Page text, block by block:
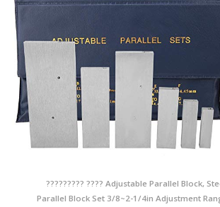
????????? ???? Adjustable Parallel Block,
Parallel Block Set 3/8~2-1/4in Adjustment